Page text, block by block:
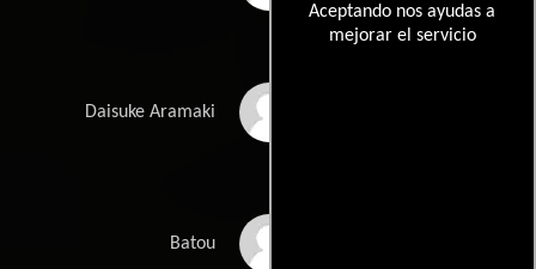
Aceptando nos ayudas a
mejorar el servicio
Daisuke Aramaki
Batou